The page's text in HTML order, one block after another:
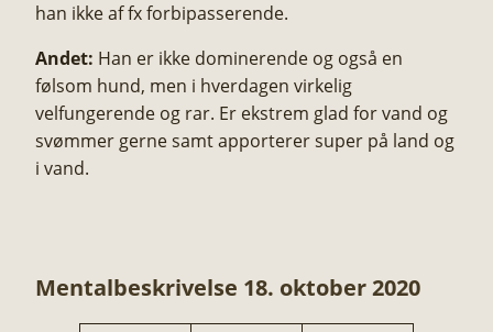
han ikke af fx forbipasserende.
Andet: Han er ikke dominerende og også en
følsom hund, men i hverdagen virkelig
velfungerende og rar. Er ekstrem glad for vand og
svømmer gerne samt apporterer super på land og
i vand.
Mentalbeskrivelse 18. oktober 2020